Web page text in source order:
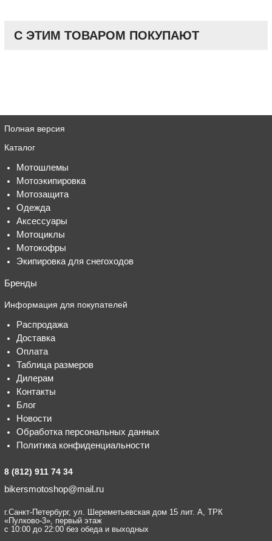
С ЭТИМ ТОВАРОМ ПОКУПАЮТ
Полная версия
Каталог
Мотошлемы
Мотоэкипировка
Мотозащита
Одежда
Аксессуары
Мотоциклы
Мотокофры
Экипировка для снегоходов
Бренды
Информация для покупателей
Распродажа
Доставка
Оплата
Таблица размеров
Дилерам
Контакты
Блог
Новости
Обработка персональных данных
Политика конфиденциальности
8 (812) 911 74 34
bikersmotoshop@mail.ru
г.Санкт-Петербург, ул. Шереметьевская дом 15 лит. А, ТРК
«Пулково-3», первый этаж
с 10:00 до 22:00 без обеда и выходных